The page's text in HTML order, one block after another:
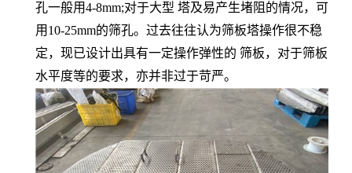
孔一般用4-8mm;对于大型 塔及易产生堵阻的情况，可
用10-25mm的筛孔。过去往往认为筛板塔操作很不稳
定，现已设计出具有一定操作弹性的 筛板，对于筛板
水平度等的要求，亦并非过于苛严。